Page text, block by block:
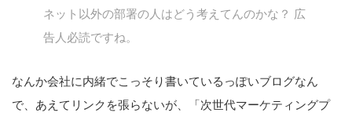
ネット以外の部署の人はどう考えてんのかな？ 広
告人必読ですね。
なんか会社に内緒でこっそり書いているっぽいブログなん
で、あえてリンクを張らないが、「次世代マーケティングプ